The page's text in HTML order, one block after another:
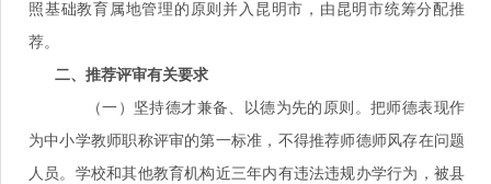
照基础教育属地管理的原则并入昆明市，由昆明市统筹分配推
荐。
二、推荐评审有关要求
（一）坚持德才兼备、以德为先的原则。把师德表现作
为中小学教师职称评审的第一标准，不得推荐师德师风存在问题
人员。学校和其他教育机构近三年内有违法违规办学行为，被县